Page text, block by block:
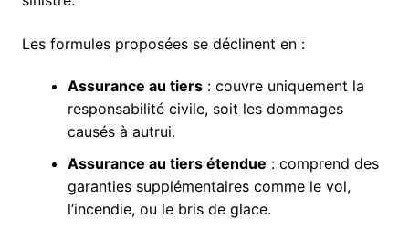
Les formules proposées se déclinent en :
Assurance au tiers: couvre uniquement la
responsabilité civile, soit les dommages
causés à autrui.
Assurance au tiers étendue : comprend des
garanties supplémentaires comme le vol,
l’incendie, ou le bris de glace.